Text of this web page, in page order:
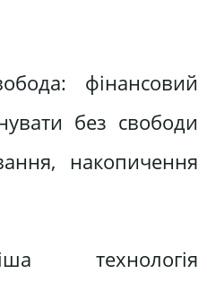
фінансовий
без свободи
накопичення
технологія